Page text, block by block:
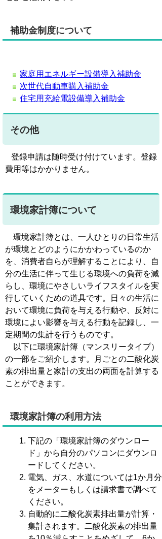
補助金制度について
家庭用エネルギー設備導入補助金
次世代自動車購入補助金
住宅用充給電設備導入補助金
その他
登録申請は随時受け付けています。登録
費用等はかかりません。
環境家計簿について
環境家計簿とは、一人ひとりの日常生活
が環境とどのようにかかわっているのか
を、消費者自らが理解することにより、自
分の生活に伴って生じる環境への負荷を減
らし、環境にやさしいライフスタイルを実
行していくための道具です。日々の生活に
おいて環境に負荷を与える行動や、反対に
環境によい影響を与える行動を記録し、一
定期間の集計を行うものです。
以下に環境家計簿（マンスリータイプ）
の一部をご紹介します。月ごとの二酸化炭
素の排出量と家計の支出の両面を計算する
ことができます。
環境家計簿の利用方法
下記の「環境家計簿のダウンロー
ド」から自分のパソコンにダウンロ
ードしてください。
電気、ガス、水道については1か月分
をメーターもしくは請求書で調べて
ください。
自動的に二酸化炭素排出量が計算・
集計されます。二酸化炭素の排出量